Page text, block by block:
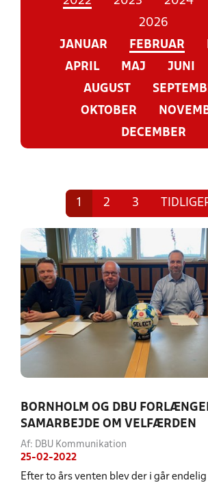
2026
JANUAR
FEBRUAR
APRIL
MAJ JUNI
AUGUST
OKTOBER
DECEMBER
1 2 3
BORNHOLM OG DBU
SAMARBEJDE OM VELFÆRDEN
Af: DBU Kommunikation
25-02-2022
Efter to års venten blev der i går